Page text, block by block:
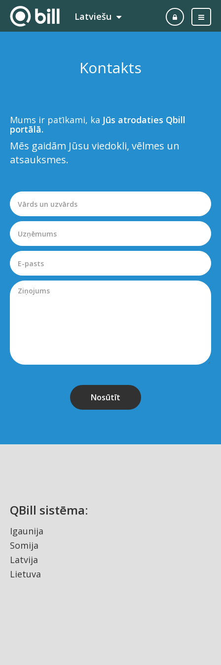
Latviešu
Kontakts
Mums ir patīkami, ka Jūs atrodaties Qbill
portālā.
Mēs gaidām Jūsu viedokli, vēlmes un
atsauksmes.
QBill sistēma:
Igaunija
Somija
Latvija
Lietuva